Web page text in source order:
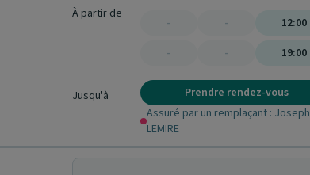
À partir de
Jusqu'à
-
-
-
-
12:00
19:00
Prendre rendez-vous
Assuré par un remplaçant : Joseph
LEMIRE